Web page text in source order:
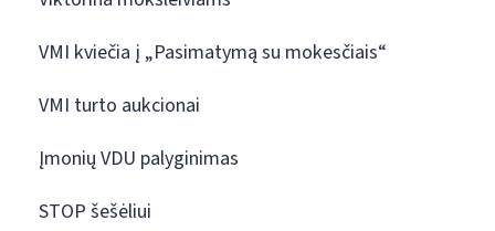
VMI kviečia į „Pasimatymą su mokesčiais“
VMI turto aukcionai
Įmonių VDU palyginimas
STOP šešėliui